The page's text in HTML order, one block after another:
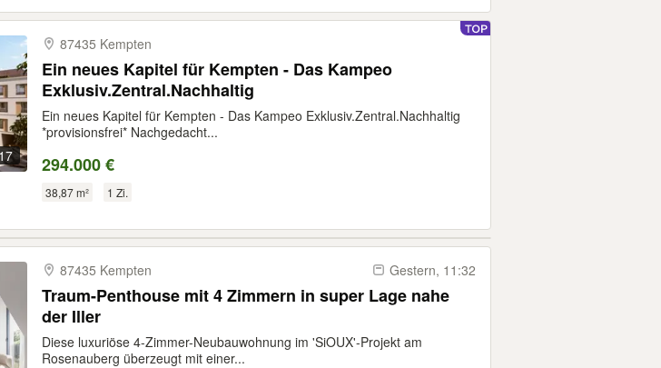
17
87435 Kempten
Ein neues Kapitel für Kempten - Das Kampeo
Exklusiv.Zentral.Nachhaltig
Ein neues Kapitel für Kempten - Das Kampeo Exklusiv.Zentral.Nachhaltig
*provisionsfrei* Nachgedacht...
294.000 €
38,87 m² 1 Zi.
87435 Kempten Gestern, 11:32
Traum-Penthouse mit 4 Zimmern in super Lage nahe
der Iller
Diese luxuriöse 4-Zimmer-Neubauwohnung im 'SiOUX'-Projekt am
Rosenauberg überzeugt mit einer...